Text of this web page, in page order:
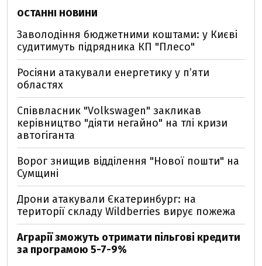
ОСТАННІ НОВИНИ
Заволодіння бюджетними коштами: у Києві
судитимуть підрядника КП "Плесо"
Росіяни атакували енергетику у пʼяти
областях
Співвласник "Volkswagen" закликав
керівництво "діяти негайно" на тлі кризи
автогіганта
Ворог знищив відділення "Нової пошти" на
Сумщині
Дрони атакували Єкатеринбург: на
території складу Wildberries вирує пожежа
Аграрії зможуть отримати пільгові кредити
за програмою 5-7-9%